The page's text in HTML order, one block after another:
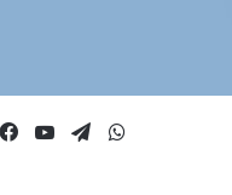
Facebook
You TubeTelegram